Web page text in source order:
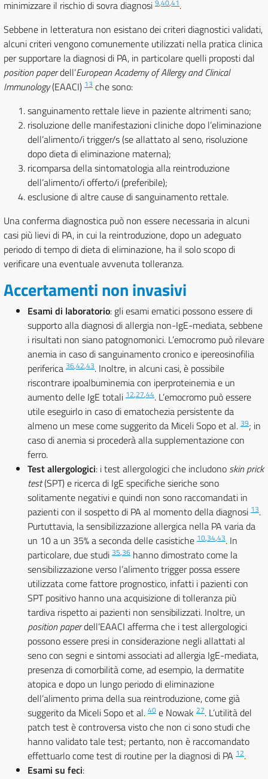
minimizzare il rischio di sovra diagnosi 9,40,41.
Sebbene in letteratura non esistano dei criteri diagnostici validati,
alcuni criteri vengono comunemente utilizzati nella pratica clinica
per supportare la diagnosi di PA, in particolare quelli proposti dal
position paperdell’European Academy of Allergy and Clinical
Immunology(EAACI) 13 che sono:
sanguinamento rettale lieve in paziente altrimenti sano;
risoluzione delle manifestazioni cliniche dopo l’eliminazione
dell’alimento/i trigger/s (se allattato al seno, risoluzione
dopo dieta di eliminazione materna);
ricomparsa della sintomatologia alla reintroduzione
dell’alimento/i offerto/i (preferibile);
esclusione di altre cause di sanguinamento rettale.
Una conferma diagnostica può non essere necessaria in alcuni
casi più lievi di PA, in cui la reintroduzione, dopo un adeguato
periodo di tempo di dieta di eliminazione, ha il solo scopo di
verificare una eventuale avvenuta tolleranza.
Accertamenti non invasivi
Esami di laboratorio: gli esami ematici possono essere di
supporto alla diagnosi di allergia non-IgE-mediata, sebbene
i risultati non siano patognomonici. L’emocromo può rilevare
anemia in caso di sanguinamento cronico e ipereosinofilia
periferica 36,42,43. Inoltre, in alcuni casi, è possibile
riscontrare ipoalbuminemia con iperproteinemia e un
aumento delle IgE totali 12,27,44. L’emocromo può essere
utile eseguirlo in caso di ematochezia persistente da
almeno un mese come suggerito da Miceli Sopo et al. 39; in
caso di anemia si procederà alla supplementazione con
ferro.
Test allergologici: i test allergologici che includono skin prick
test(SPT) e ricerca di IgE specifiche sieriche sono
solitamente negativi e quindi non sono raccomandati in
pazienti con il sospetto di PA al momento della diagnosi 13.
Purtuttavia, la sensibilizzazione allergica nella PA varia da
un 10 a un 35% a seconda delle casistiche 10,34,43. In
particolare, due studi 35,36 hanno dimostrato come la
sensibilizzazione verso l’alimento trigger possa essere
utilizzata come fattore prognostico, infatti i pazienti con
SPT positivo hanno una acquisizione di tolleranza più
tardiva rispetto ai pazienti non sensibilizzati. Inoltre, un
position paperdell’EAACI afferma che i test allergologici
possono essere presi in considerazione negli allattati al
seno con segni e sintomi associati ad allergia IgE-mediata,
presenza di comorbilità come, ad esempio, la dermatite
atopica e dopo un lungo periodo di eliminazione
dell’alimento prima della sua reintroduzione, come già
suggerito da Miceli Sopo et al. 40 e Nowak 27. L’utilità del
patch test è controversa visto che non ci sono studi che
hanno validato tale test; pertanto, non è raccomandato
effettuarlo come test di routine per la diagnosi di PA 12.
Esami su feci: